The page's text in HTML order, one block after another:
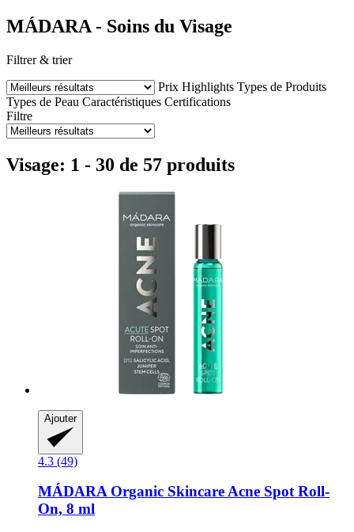
MÁDARA - Soins du Visage
Filtrer & trier
Prix Highlights Types de Produits
Types de Peau Caractéristiques Certifications
Filtre
Visage: 1 - 30 de 57 produits
Ajouter
4.3 (49)
MÁDARA Organic SkincareAcne Spot Roll-​
On, 8 ml